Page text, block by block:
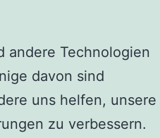
andere Technologien
davon sind
uns helfen, unsere
zu verbessern.